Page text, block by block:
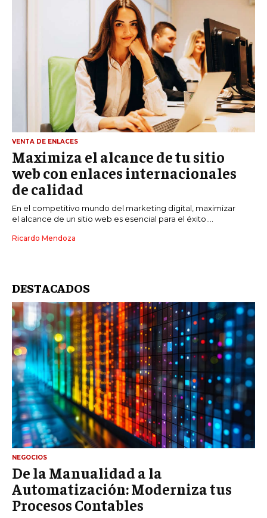
VENTA DE ENLACES
Maximiza el alcance de tu sitio
web con enlaces internacionales
de calidad
En el competitivo mundo del marketing digital, maximizar
el alcance de un sitio web es esencial para el éxito....
Ricardo Mendoza
DESTACADOS
NEGOCIOS
De la Manualidad a la
Automatización: Moderniza tus
Procesos Contables